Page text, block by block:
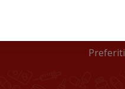
Preferiti